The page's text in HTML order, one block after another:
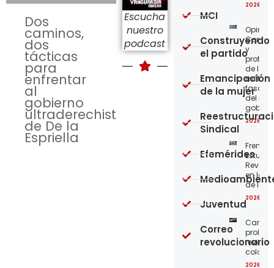
Dos
caminos,
dos
tácticas
para
enfrentar
al
gobierno
ultraderechista
de De la
Espriella
Escucha
nuestro
podcast
2026-
y
de los
del
2026-
Frente
en la
de los
2026-
Carta
2026-
MCI
Construyendo
el partido
Emancipación
de la mujer
Sindical
Efemérides
Juventud
Correo
revolucionario